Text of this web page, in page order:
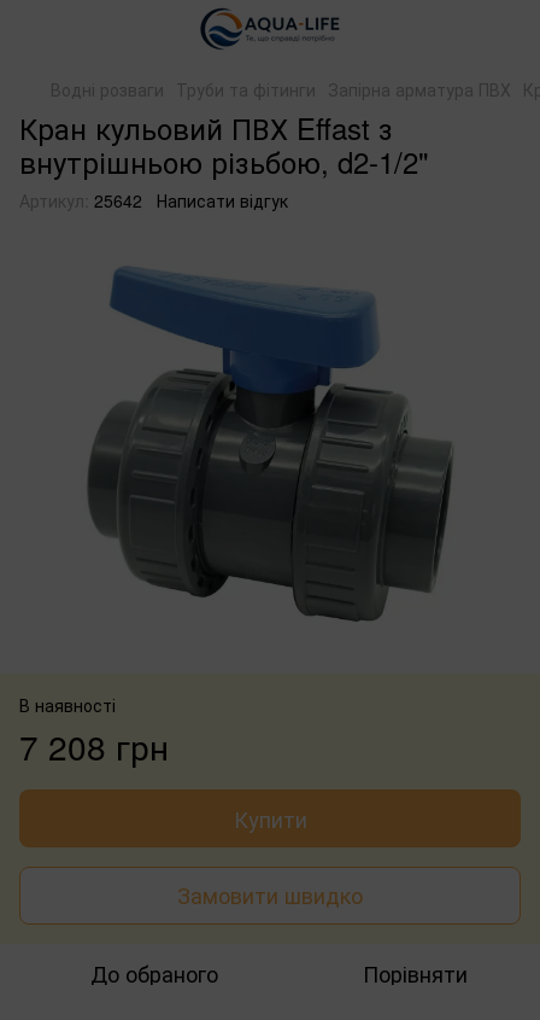
Водні розваги Труби та фітинги Запірна арматура ПВХ
Кран кульовий ПВХ Effast з
внутрішньою різьбою, d2-1/2"
Артикул: 25642 Написати відгук
В наявності
7 208 грн
Купити
Замовити швидко
До обраного Порівняти